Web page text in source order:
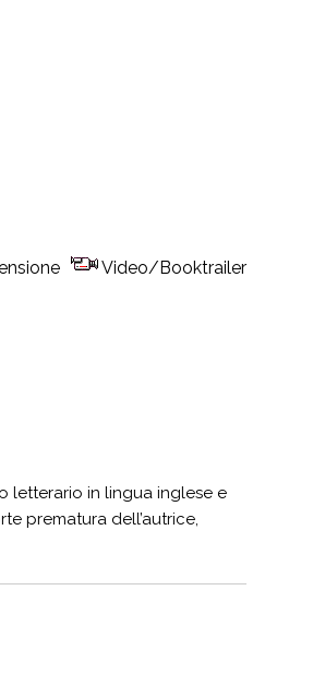
Video/Booktrailer
letterario in lingua inglese e
prematura dell’autrice,